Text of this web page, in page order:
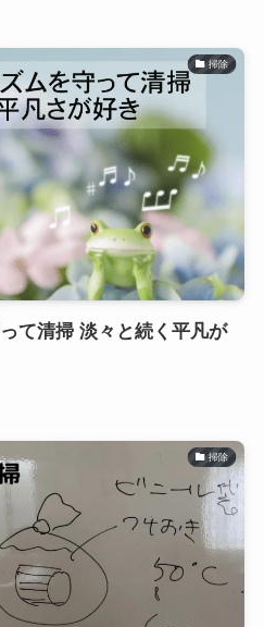
掃除
て清掃 淡々と続く平凡が
掃除